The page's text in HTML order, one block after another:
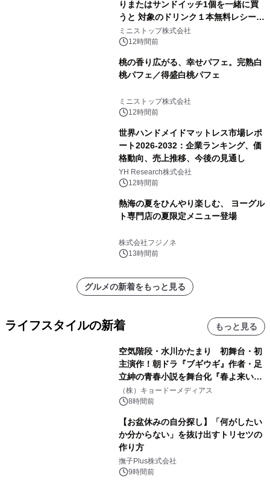
りまたはサンドイッチ1個を一緒に買
うと 対象のドリンク１本無料レシート
クーポンもらえる！※1
ミニストップ株式会社
12時間前
桃の香り広がる、幸せパフェ。完熟白
桃パフェ／得盛白桃パフェ
ミニストップ株式会社
12時間前
世界ハンドメイドマットレス市場レポ
ート2026-2032：企業ランキング、価
格動向、売上推移、今後の見通し
YH Research株式会社
12時間前
熱海の夏をひんやり楽しむ、 ヨーグル
ト専門店の夏限定メニュー登場
株式会社フジノネ
13時間前
グルメの新着をもっと見る
ライフスタイルの新着 もっと見る
空気階段・水川かたまり 初舞台・初
主演作！朝ドラ『ブギウギ』作者・足
立紳の青春小説を舞台化『春よ来い、
マジで来い』キービジュアル解禁！
（株）キョードーメディアス
8時間前
【お盆休みの自分探し】「何がしたい
か分からない」を抜け出すトリセツの
作り方
撫子Plus株式会社
9時間前